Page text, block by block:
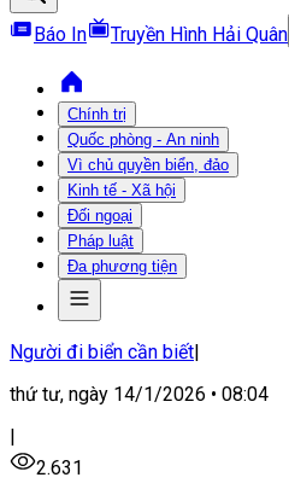
Báo In Truyền Hình Hải Quân
Chính trị
Quốc phòng - An ninh
Vì chủ quyền biển, đảo
Kinh tế - Xã hội
Đối ngoại
Pháp luật
Đa phương tiện
Người đi biển cần biết|
thứ tư, ngày 14/1/2026 • 08:04
|
2.631